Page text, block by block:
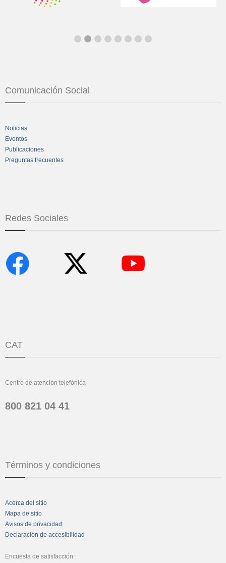
Comunicación Social
Noticias
Eventos
Publicaciones
Preguntas frecuentes
Redes Sociales
CAT
Centro de atención telefónica
800 821 04 41
Términos y condiciones
Acerca del sitio
Mapa de sitio
Avisos de privacidad
Declaración de accesibilidad
Encuesta de satisfacción: